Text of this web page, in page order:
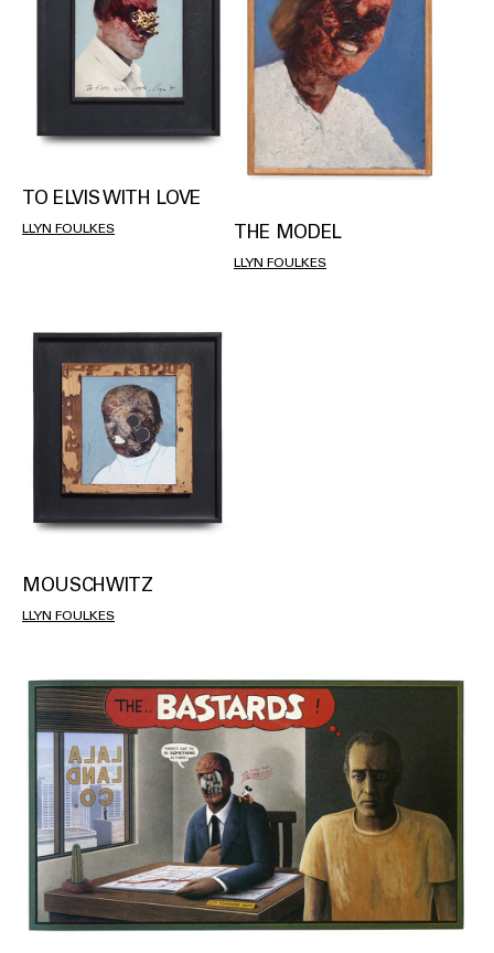
TO ELVIS WITH LOVE
LLYN FOULKES THE MODEL
LLYN FOULKES
MOUSCHWITZ
LLYN FOULKES